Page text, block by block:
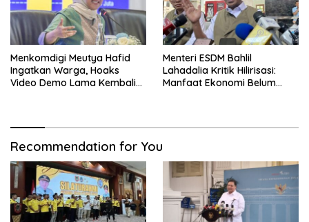
Menkomdigi Meutya Hafid
Ingatkan Warga, Hoaks
Video Demo Lama Kembali
Menteri ESDM Bahlil
Lahadalia Kritik Hilirisasi:
Manfaat Ekonomi Belum
Recommendation for You